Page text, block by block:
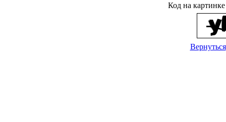
Код на
Вернуться